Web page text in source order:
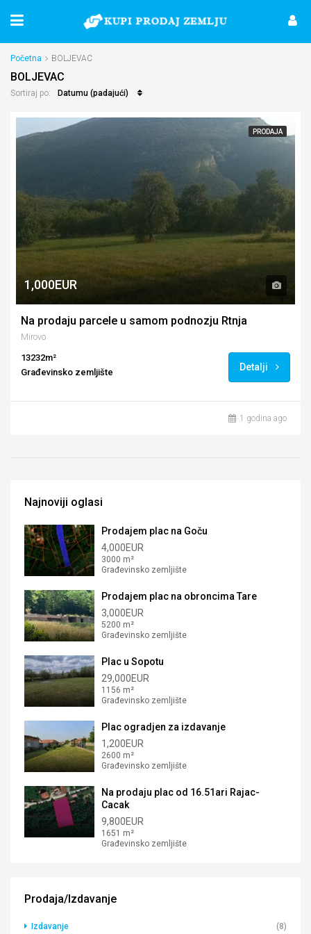
Početna BOLJEVAC
BOLJEVAC
Sortiraj po: Datumu (padajući)
PRODAJA
1,000EUR
Na prodaju parcele u samom podnozju Rtnja
Mirovo
13232m²
Građevinsko zemljište
Detalji
1 godina ago
Najnoviji oglasi
Prodajem plac na Goču
4,000EUR
3000 m²
Građevinsko zemljište
Prodajem plac na obroncima Tare
3,000EUR
5200 m²
Građevinsko zemljište
Plac u Sopotu
29,000EUR
1156 m²
Građevinsko zemljište
Plac ogradjen za izdavanje
1,200EUR
2600 m²
Građevinsko zemljište
Na prodaju plac od 16.51ari Rajac-
Cacak
9,800EUR
1651 m²
Građevinsko zemljište
Prodaja/Izdavanje
Izdavanje (8)